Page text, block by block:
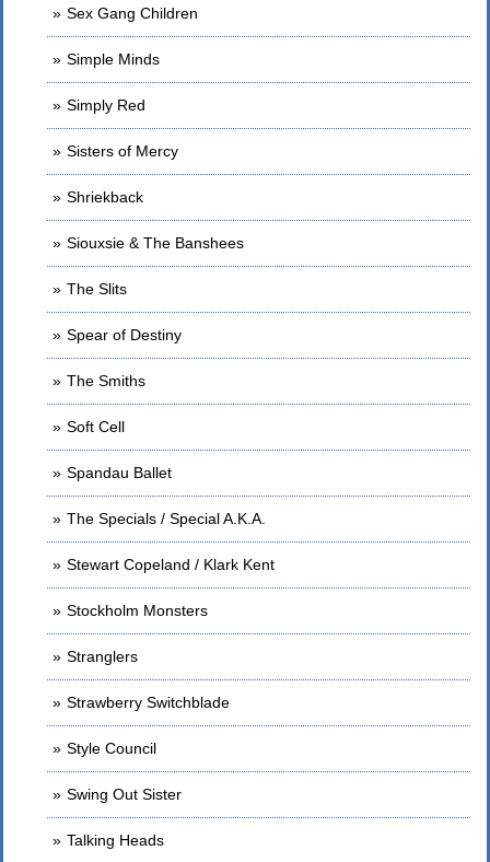
Sex Gang Children
Simple Minds
Simply Red
Sisters of Mercy
Shriekback
Siouxsie & The Banshees
The Slits
Spear of Destiny
The Smiths
Soft Cell
Spandau Ballet
The Specials / Special A.K.A.
Stewart Copeland / Klark Kent
Stockholm Monsters
Stranglers
Strawberry Switchblade
Style Council
Swing Out Sister
Talking Heads